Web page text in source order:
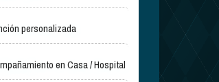
personalizada
en Casa / Hospital